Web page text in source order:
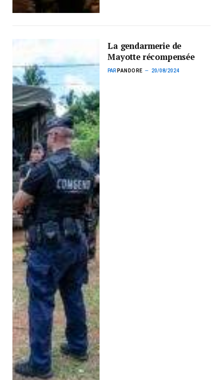
La gendarmerie de
Mayotte récompensée
PAR PANDORE 20/08/2024